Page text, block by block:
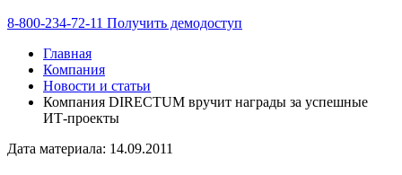
8-800-234-72-11 Получить демодоступ
Главная
Компания
Новости и статьи
Компания DIRECTUM вручит награды за успешные
ИТ-проекты
Дата материала: 14.09.2011